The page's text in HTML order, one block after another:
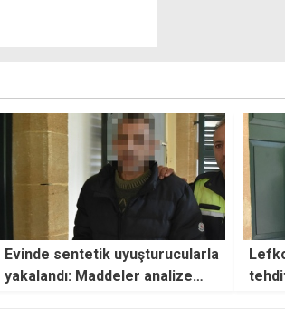
Lefkoşa’da trafikte silahlı
tehdit iddiası... Zanlı teminata